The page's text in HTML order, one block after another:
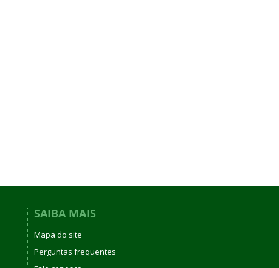
SAIBA MAIS
Mapa do site
Perguntas frequentes